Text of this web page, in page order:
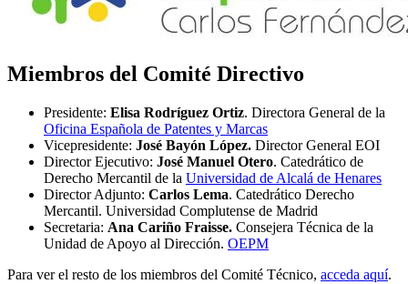
Miembros del Comité Directivo
Presidente: Elisa Rodríguez Ortiz. Directora General de la
Oficina Española de Patentes y Marcas
Vicepresidente: José Bayón López. Director General EOI
Director Ejecutivo: José Manuel Otero. Catedrático de
Derecho Mercantil de la Universidad de Alcalá de Henares
Director Adjunto: Carlos Lema. Catedrático Derecho
Mercantil. Universidad Complutense de Madrid
Secretaria: Ana Cariño Fraisse. Consejera Técnica de la
Unidad de Apoyo al Dirección. OEPM
Para ver el resto de los miembros del Comité Técnico, acceda aquí.